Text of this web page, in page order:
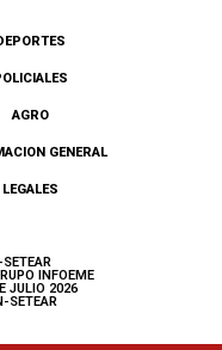
AGRO
GENERAL
LEGALES
INFOEME
JULIO 2026
SETEAR